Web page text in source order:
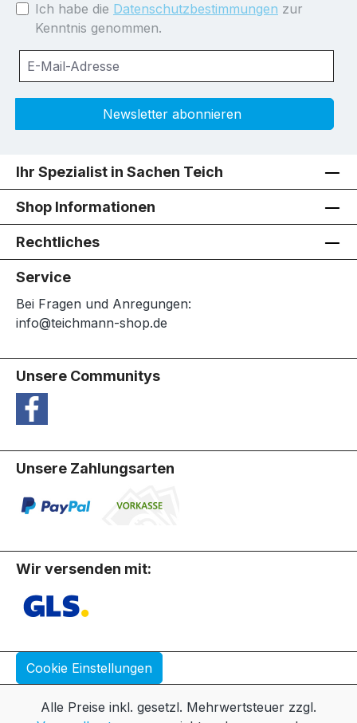
Ich habe die Datenschutzbestimmungen zur
Kenntnis genommen.
Newsletter abonnieren
Ihr Spezialist in Sachen Teich
Shop Informationen
Rechtliches
Service
Bei Fragen und Anregungen:
info@teichmann-shop.de
Unsere Communitys
Unsere Zahlungsarten
Wir versenden mit:
Cookie Einstellungen
Alle Preise inkl. gesetzl. Mehrwertsteuer zzgl.